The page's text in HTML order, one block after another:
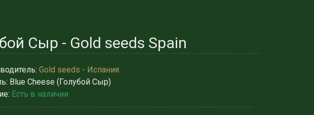
Сыр - Gold seeds Spain
Gold seeds - Испания
Blue Cheese (Голубой Сыр)
Есть в наличии